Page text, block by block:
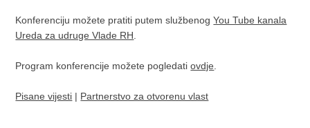
Konferenciju možete pratiti putem službenogYou Tube kanala
Ureda za udruge Vlade RH
Program konferencije možete pogledatiovdje
Pisane vijesti | Partnerstvo za otvorenu vlast